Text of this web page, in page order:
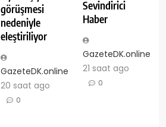
görüşmesi
nedeniyle
eleştiriliyor
GazeteDK.online
20 saat ago
0
Sevindirici
Haber
GazeteDK.online
21 saat ago
0